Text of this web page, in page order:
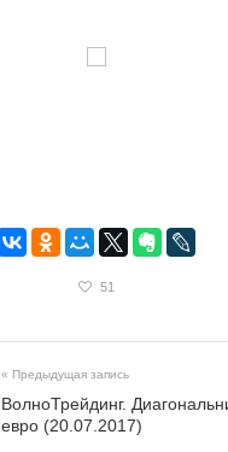
51
« Предыдущая запись
ВолноТрейдинг.
евро (20.07.2017)